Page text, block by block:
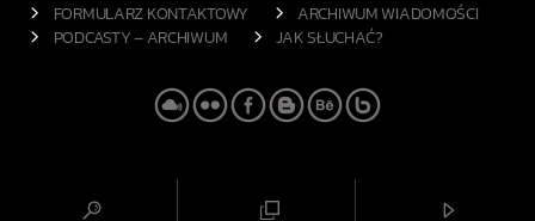
FORMULARZ KONTAKTOWY
ARCHIWUM WIADOMOŚCI
PODCASTY – ARCHIWUM
JAK SŁUCHAĆ?